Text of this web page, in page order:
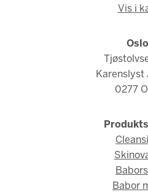
Vis i
Oslo
Karenslyst
0277
Babor